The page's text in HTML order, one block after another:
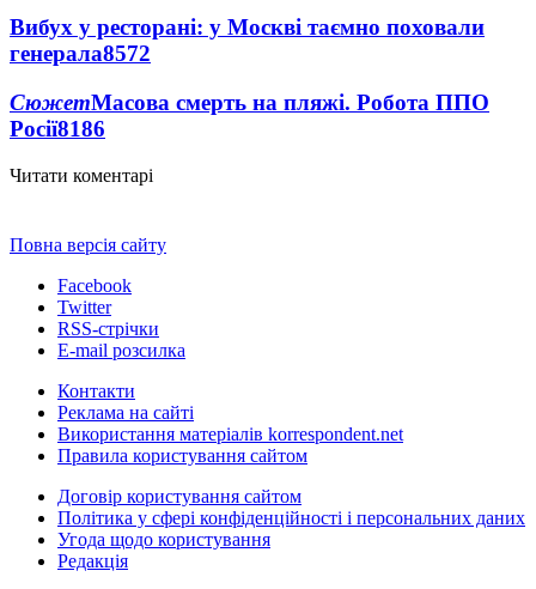
Вибух у ресторані: у Москві таємно поховали
генерала8572
СюжетМасова смерть на пляжі. Робота ППО
Росії8186
Читати коментарі
Повна версія сайту
Facebook
Twitter
RSS-стрічки
E-mail розсилка
Контакти
Реклама на сайті
Використання матеріалів korrespondent.net
Правила користування сайтом
Договір користування сайтом
Політика у сфері конфіденційності і персональних даних
Угода щодо користування
Редакція